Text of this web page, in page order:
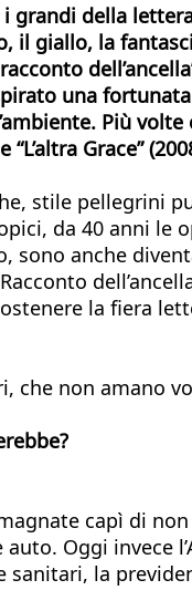
grandi della
il giallo, la
una
Più
Grace”
stile pellegrini
da 40 anni le
sono anche
la fiera
che non amano
capì di
Oggi invece
sanitari, la